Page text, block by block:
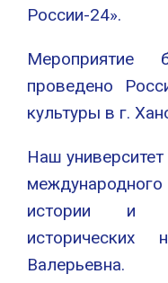
России-24».
Мероприятие
проведено
культуры в г.
Наш
истории и
исторических
Валерьевна.